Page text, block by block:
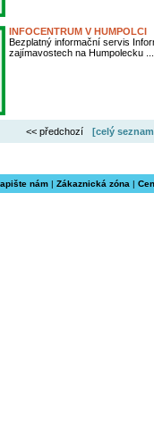
INFOCENTRUM V HUMPOLCI
Bezplatný informační servis
zajímavostech na Humpolecku ...
<< předchozí [celý
nám| Zákaznická zóna |